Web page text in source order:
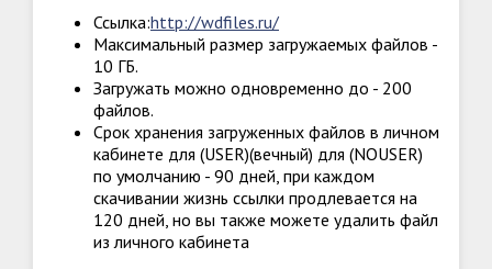
Ссылка:http://wdfiles.ru/
Максимальный размер загружаемых файлов -
10 ГБ.
Загружать можно одновременно до - 200
файлов.
Срок хранения загруженных файлов в личном
кабинете для (USER)(вечный) для (NOUSER)
по умолчанию - 90 дней, при каждом
скачивании жизнь ссылки продлевается на
120 дней, но вы также можете удалить файл
из личного кабинета